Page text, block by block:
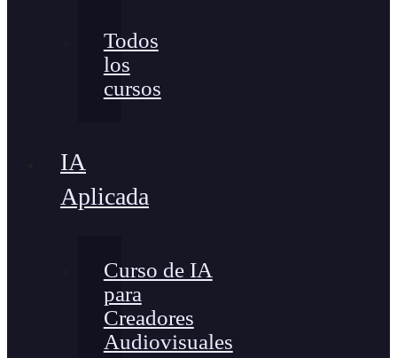
Todos
los
cursos
IA
Aplicada
Curso de IA
para
Creadores
Audiovisuales